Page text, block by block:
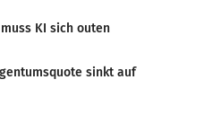
KI sich outen
sinkt auf